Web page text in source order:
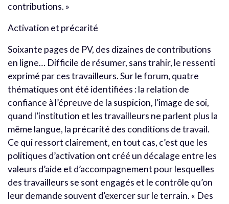
contributions. »
Activation et précarité
Soixante pages de PV, des dizaines de contributions
en ligne… Difficile de résumer, sans trahir, le ressenti
exprimé par ces travailleurs. Sur le forum, quatre
thématiques ont été identifiées : la relation de
confiance à l’épreuve de la suspicion, l’image de soi,
quand l’institution et les travailleurs ne parlent plus la
même langue, la précarité des conditions de travail.
Ce qui ressort clairement, en tout cas, c’est que les
politiques d’activation ont créé un décalage entre les
valeurs d’aide et d’accompagnement pour lesquelles
des travailleurs se sont engagés et le contrôle qu’on
leur demande souvent d’exercer sur le terrain. « Des